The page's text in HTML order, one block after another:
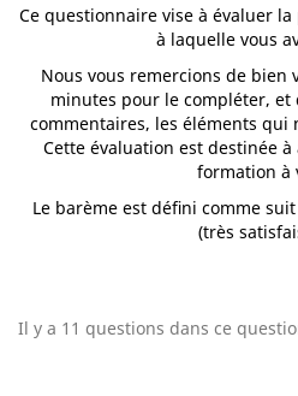
Ce questionnaire vise à évaluer
à laquelle vous
Nous vous remercions de
minutes pour le compléter, et
commentaires, les éléments qui
Cette évaluation est destinée
formation à
Le barème est défini comme
(très
Il y a 11 questions dans ce